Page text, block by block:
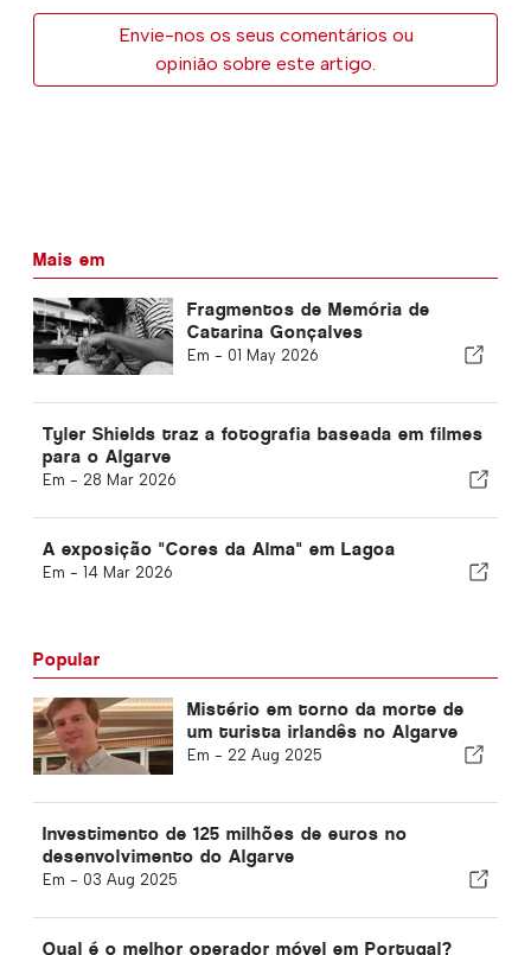
Envie-nos os seus comentários ou
opinião sobre este artigo.
Mais em
Fragmentos de Memória de
Catarina Gonçalves
Em - 01 May 2026
Tyler Shields traz a fotografia baseada em filmes
para o Algarve
Em - 28 Mar 2026
A exposição "Cores da Alma" em Lagoa
Em - 14 Mar 2026
Popular
Mistério em torno da morte de
um turista irlandês no Algarve
Em - 22 Aug 2025
Investimento de 125 milhões de euros no
desenvolvimento do Algarve
Em - 03 Aug 2025
Qual é o melhor operador móvel em Portugal?